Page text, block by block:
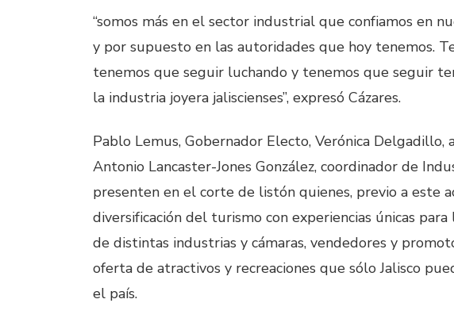
“somos más en el sector industrial que confiamos en
y por supuesto en las autoridades que hoy tenemos.
tenemos que seguir luchando y tenemos que seguir
la industria joyera jaliscienses”, expresó Cázares.
Pablo Lemus, Gobernador Electo, Verónica Delgadillo,
Antonio Lancaster-Jones González, coordinador de
presenten en el corte de listón quienes, previo a este
diversificación del turismo con experiencias únicas
de distintas industrias y cámaras, vendedores y
oferta de atractivos y recreaciones que sólo Jalisco
el país.